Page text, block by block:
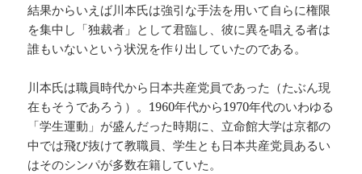
結果からいえば川本氏は強引な手法を用いて自らに権限
を集中し「独裁者」として君臨し、彼に異を唱える者は
誰もいないという状況を作り出していたのである。
川本氏は職員時代から日本共産党員であった（たぶん現
在もそうであろう）。1960年代から1970年代のいわゆる
「学生運動」が盛んだった時期に、立命館大学は京都の
中では飛び抜けて教職員、学生とも日本共産党員あるい
はそのシンパが多数在籍していた。